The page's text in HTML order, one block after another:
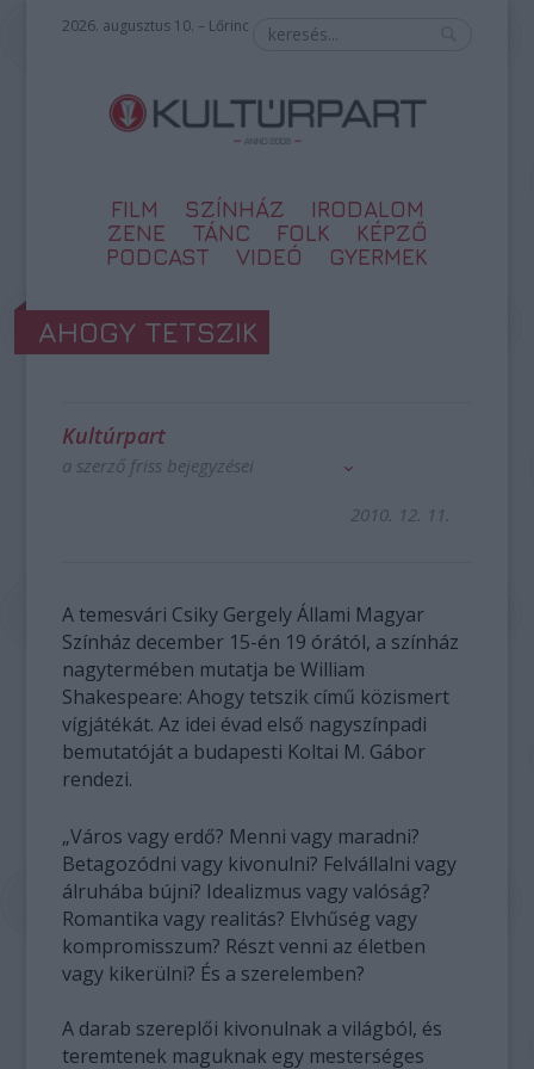
2026. augusztus 10. – Lőrinc
FILM SZÍNHÁZ
IRODALOM
ZENE
TÁNC FOLK
KÉPZŐ
PODCAST
VIDEÓ GYERMEK
AHOGY TETSZIK
Kultúrpart
a szerző friss bejegyzései
2010. 12. 11.
A temesvári Csiky Gergely Állami Magyar
Színház december 15-én 19 órától, a színház
nagytermében mutatja be William
Shakespeare: Ahogy tetszik című közismert
vígjátékát. Az idei évad első nagyszínpadi
bemutatóját a budapesti Koltai M. Gábor
rendezi.
„Város vagy erdő? Menni vagy maradni?
Betagozódni vagy kivonulni? Felvállalni vagy
álruhába bújni? Idealizmus vagy valóság?
Romantika vagy realitás? Elvhűség vagy
kompromisszum? Részt venni az életben
vagy kikerülni? És a szerelemben?
A darab szereplői kivonulnak a világból, és
teremtenek maguknak egy mesterséges